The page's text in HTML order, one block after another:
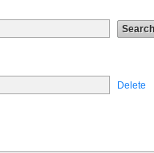
Delete